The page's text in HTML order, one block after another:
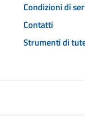
Condizioni di
Contatti
Strumenti di